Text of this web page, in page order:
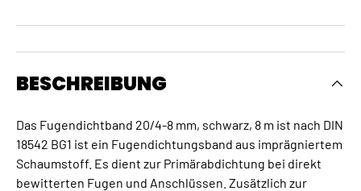
BESCHREIBUNG
Das Fugendichtband 20/4-8 mm, schwarz, 8 m ist nach DIN
18542 BG1 ist ein Fugendichtungsband aus imprägniertem
Schaumstoff. Es dient zur Primärabdichtung bei direkt
bewitterten Fugen und Anschlüssen. Zusätzlich zur